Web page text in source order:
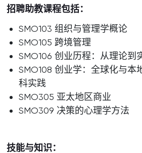
招聘助教课程包括：
SMO103 组织与管理学概论
SMO105 跨境管理
SMO106 创业历程：从理论到
SMO108 创业学：全球化与本
科实践
SMO305 亚太地区商业
SMO309 决策的心理学方法
技能与知识：